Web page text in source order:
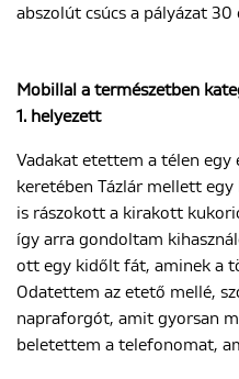
abszolút csúcs a pályázat
Mobillal a természetben
1. helyezett
Vadakat etettem a télen egy
keretében Tázlár mellett
is rászokott a kirakott
így arra gondoltam
ott egy kidőlt fát, aminek a
Odatettem az etető mellé,
napraforgót, amit gyorsan
beletettem a telefonomat,